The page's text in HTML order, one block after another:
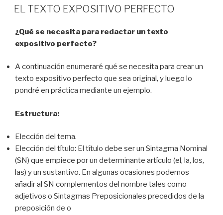
EN
EL TEXTO EXPOSITIVO PERFECTO
¿Qué se necesita para redactar un texto
expositivo perfecto?
A continuación enumeraré qué se necesita para crear un
texto expositivo perfecto que sea original, y luego lo
pondré en práctica mediante un ejemplo.
Estructura:
Elección del tema.
Elección del título: El título debe ser un Sintagma Nominal
(SN) que empiece por un determinante artículo (el, la, los,
las) y un sustantivo. En algunas ocasiones podemos
añadir al SN complementos del nombre tales como
adjetivos o Sintagmas Preposicionales precedidos de la
preposición de o